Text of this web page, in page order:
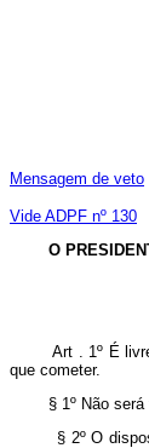
Mensagem de veto
Vide ADPF nº 130
O
Art . 1º É livre a
que cometer.
§ 1º Não será
§ 2º O disposto